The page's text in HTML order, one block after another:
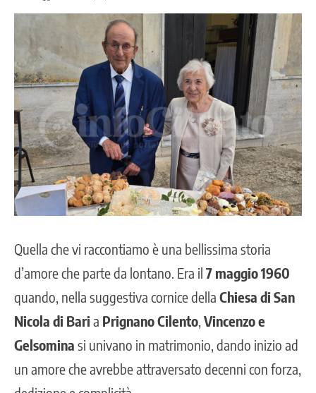
Quella che vi raccontiamo è una bellissima storia
d’amore che parte da lontano. Era il 7 maggio 1960
quando, nella suggestiva cornice della Chiesa di San
Nicola di Baria Prignano Cilento, Vincenzo e
Gelsomina si univano in matrimonio, dando inizio ad
un amore che avrebbe attraversato decenni con forza,